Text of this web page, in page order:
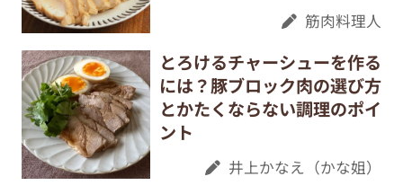
筋肉料理人
とろけるチャーシューを作る
には？豚ブロック肉の選び方
とかたくならない調理のポイ
ント
井上かなえ（かな姐）